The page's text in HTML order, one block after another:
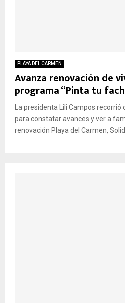
PLAYA DEL CARMEN
Avanza renovación de
programa “Pinta tu
La presidenta Lili Campos recorrió
para constatar avances y ver a
renovación Playa del Carmen,